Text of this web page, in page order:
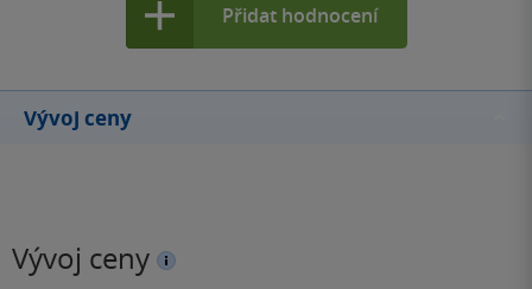
Přidat hodnocení
Vývoj ceny
Vývoj ceny